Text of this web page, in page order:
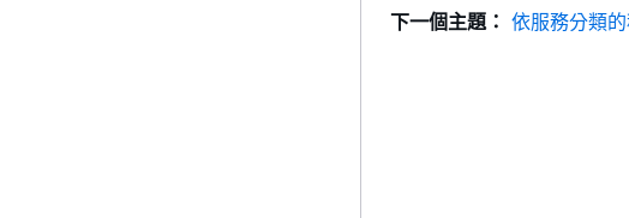
下一個主題： 依服務分類